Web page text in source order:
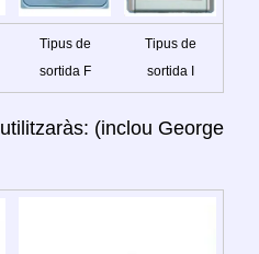
Tipus de
sortida F
Tipus de
sortida I
utilitzaràs: (inclou George